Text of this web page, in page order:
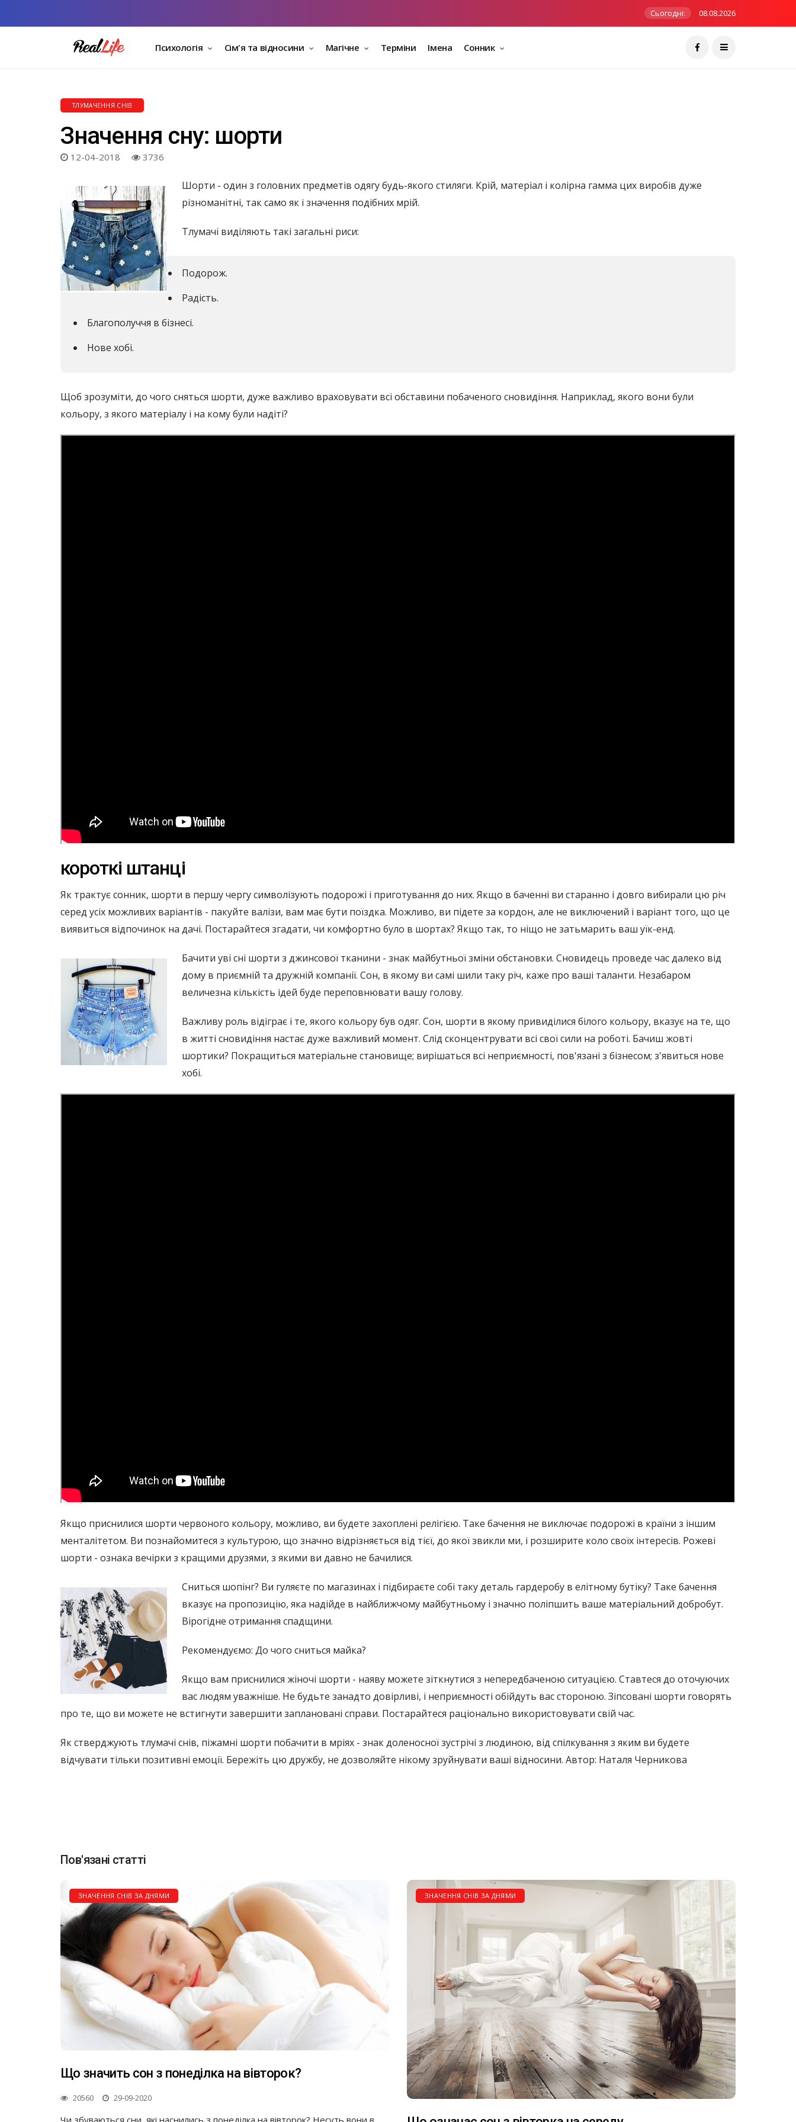
Сьогодні: 08.08.2026
Психологія Сім'я та відносини Магічне Терміни Імена Сонник
ТЛУМАЧЕННЯ СНІВ
Значення сну: шорти
12-04-2018 3736
Шорти - один з головних предметів одягу будь-якого стиляги. Крій, матеріал і колірна гамма цих виробів дуже
різноманітні, так само як і значення подібних мрій.
Тлумачі виділяють такі загальні риси:
Подорож.
Радість.
Благополуччя в бізнесі.
Нове хобі.
Щоб зрозуміти, до чого сняться шорти, дуже важливо враховувати всі обставини побаченого сновидіння. Наприклад, якого вони були
кольору, з якого матеріалу і на кому були надіті?
короткі штанці
Як трактує сонник, шорти в першу чергу символізують подорожі і приготування до них. Якщо в баченні ви старанно і довго вибирали цю річ
серед усіх можливих варіантів - пакуйте валізи, вам має бути поїздка. Можливо, ви підете за кордон, але не виключений і варіант того, що це
виявиться відпочинок на дачі. Постарайтеся згадати, чи комфортно було в шортах? Якщо так, то ніщо не затьмарить ваш уїк-енд.
Бачити уві сні шорти з джинсової тканини - знак майбутньої зміни обстановки. Сновидець проведе час далеко від
дому в приємній та дружній компанії. Сон, в якому ви самі шили таку річ, каже про ваші таланти. Незабаром
величезна кількість ідей буде переповнювати вашу голову.
Важливу роль відіграє і те, якого кольору був одяг. Сон, шорти в якому привиділися білого кольору, вказує на те, що
в житті сновидіння настає дуже важливий момент. Слід сконцентрувати всі свої сили на роботі. Бачиш жовті
шортики? Покращиться матеріальне становище; вирішаться всі неприємності, пов'язані з бізнесом; з'явиться нове
хобі.
Якщо приснилися шорти червоного кольору, можливо, ви будете захоплені релігією. Таке бачення не виключає подорожі в країни з іншим
менталітетом. Ви познайомитеся з культурою, що значно відрізняється від тієї, до якої звикли ми, і розширите коло своїх інтересів. Рожеві
шорти - ознака вечірки з кращими друзями, з якими ви давно не бачилися.
Сниться шопінг? Ви гуляєте по магазинах і підбираєте собі таку деталь гардеробу в елітному бутіку? Таке бачення
вказує на пропозицію, яка надійде в найближчому майбутньому і значно поліпшить ваше матеріальний добробут.
Вірогідне отримання спадщини.
Рекомендуємо: До чого сниться майка?
Якщо вам приснилися жіночі шорти - наяву можете зіткнутися з непередбаченою ситуацією. Ставтеся до оточуючих
вас людям уважніше. Не будьте занадто довірливі, і неприємності обійдуть вас стороною. Зіпсовані шорти говорять
про те, що ви можете не встигнути завершити заплановані справи. Постарайтеся раціонально використовувати свій час.
Як стверджують тлумачі снів, піжамні шорти побачити в мріях - знак доленосної зустрічі з людиною, від спілкування з яким ви будете
відчувати тільки позитивні емоції. Бережіть цю дружбу, не дозволяйте нікому зруйнувати ваші відносини. Автор: Наталя Черникова
Пов'язані статті
ЗНАЧЕННЯ СНІВ ЗА ДНЯМИ
Що значить сон з понеділка на вівторок?
20560 29-09-2020
ЗНАЧЕННЯ СНІВ ЗА ДНЯМИ